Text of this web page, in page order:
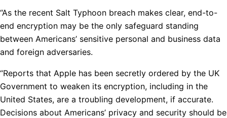
“As the recent Salt Typhoon breach makes clear, end-to-
end encryption may be the only safeguard standing
between Americans’ sensitive personal and business data
and foreign adversaries.
“Reports that Apple has been secretly ordered by the UK
Government to weaken its encryption, including in the
United States, are a troubling development, if accurate.
Decisions about Americans’ privacy and security should be